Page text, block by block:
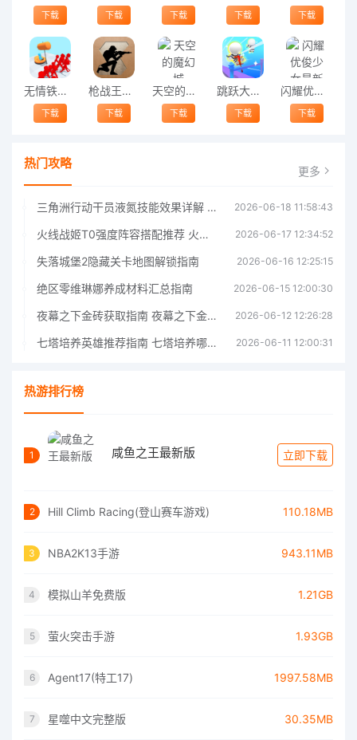
下载 下载 下载 下载 下载
无情铁锤手游
下载
枪战王者官方版
下载
天空的魔幻城
下载
跳跃大挑战游戏
下载
闪耀优俊少女最新版
下载
热门攻略 更多
三角洲行动干员液氮技能效果详解 三角洲行动干员液氮技能介绍 2026-06-18 11:58:43
火线战姬T0强度阵容搭配推荐 火线战姬T0强度阵容哪个好 2026-06-17 12:34:52
失落城堡2隐藏关卡地图解锁指南 2026-06-16 12:25:15
绝区零维琳娜养成材料汇总指南 2026-06-15 12:00:30
夜幕之下金砖获取指南 夜幕之下金砖获取方法 2026-06-12 12:26:28
七塔培养英雄推荐指南 七塔培养哪个英雄好 2026-06-11 12:00:31
热游排行榜
1 咸鱼之王最新版 立即下载
2 Hill Climb Racing(登山赛车游戏) 110.18MB
3 NBA2K13手游 943.11MB
4 模拟山羊免费版 1.21GB
5 萤火突击手游 1.93GB
6 Agent17(特工17) 1997.58MB
7 星噬中文完整版 30.35MB